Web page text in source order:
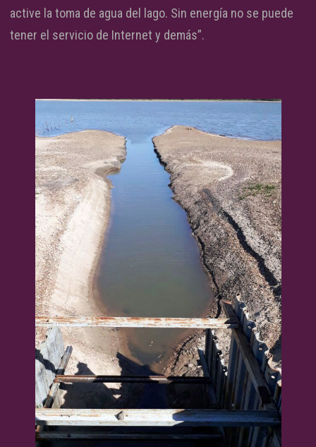
active la toma de agua del lago. Sin energía no se puede
tener el servicio de Internet y demás”.